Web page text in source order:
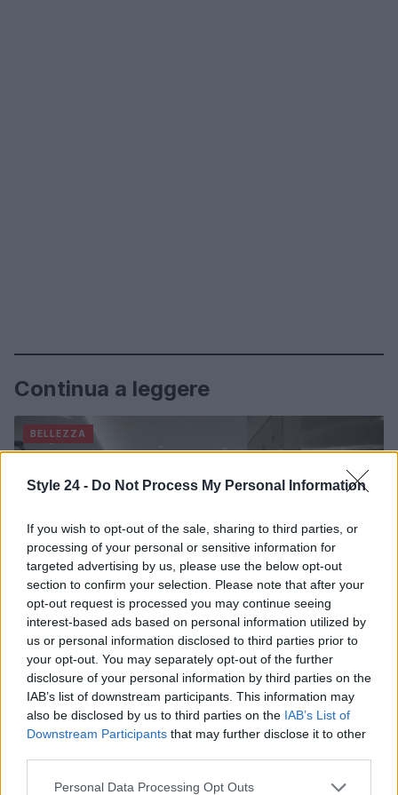
Style 24 - Do Not Process My Personal Information
If you wish to opt-out of the sale, sharing to third parties, or
processing of your personal or sensitive information for
targeted advertising by us, please use the below opt-out
section to confirm your selection. Please note that after your
opt-out request is processed you may continue seeing
interest-based ads based on personal information utilized by
us or personal information disclosed to third parties prior to
your opt-out. You may separately opt-out of the further
disclosure of your personal information by third parties on the
IAB’s list of downstream participants. This information may
also be disclosed by us to third parties on the IAB’s List of
Downstream Participants that may further disclose it to other
Please note that this website/app uses one or more Google
Personal Data Processing Opt Outs
Continua a leggere
BELLEZZA
Come ottenere labbra perfette con il metodo gym lips
Cristian Castiglioni · 7 Ago 2026
BELLEZZA